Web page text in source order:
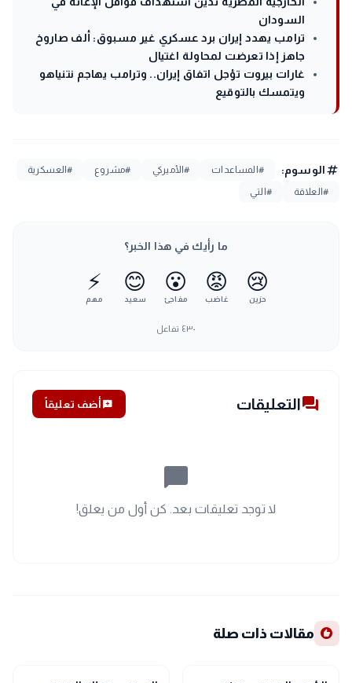
السودان
ترامب يهدد إيران برد عسكري غير مسبوق: ألف صاروخ
جاهز إذا تعرضت لمحاولة اغتيال
غارات بيروت تؤجل اتفاق إيران.. وترامب يهاجم نتنياهو
ويتمسك بالتوقيع
tagالوسوم: #المساعدات #الأميركي #مشروع
#العسكرية
#العلاقة
#التي
ما رأيك في هذا الخبر؟
😢
حزين
😡
غاضب
😮
مفاجئ
😊
سعيد
⚡
مهم
٤٣٠ تفاعل
forumالتعليقات add_commentأضف تعليقاً
chat_bubble_outline
لا توجد تعليقات بعد. كن أول من يعلق!
recommend مقالات ذات صلة